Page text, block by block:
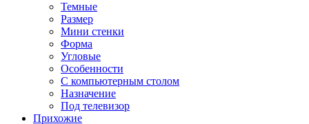
Темные
Размер
Мини стенки
Форма
Угловые
Особенности
С компьютерным столом
Назначение
Под телевизор
Прихожие